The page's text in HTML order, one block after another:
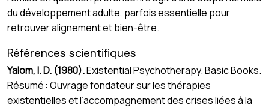
du développement adulte, parfois essentielle pour
retrouver alignement et bien-être.
Références scientifiques
Yalom, I. D. (1980).Existential Psychotherapy. Basic Books.
Résumé : Ouvrage fondateur sur les thérapies
existentielles et l’accompagnement des crises liées à la